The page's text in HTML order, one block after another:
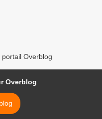
Overblog
Overblog